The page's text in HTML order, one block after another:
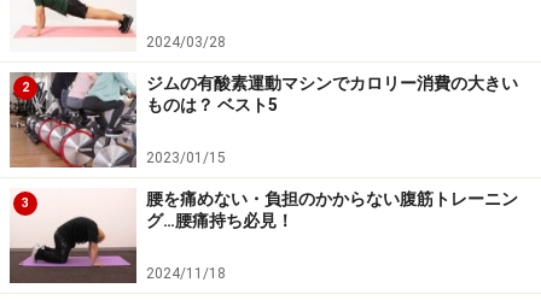
2024/03/28
2
ジムの有酸素運動マシンでカロリー消費の大きい
ものは？ ベスト5
2023/01/15
3
腰を痛めない・負担のかからない腹筋トレーニン
グ…腰痛持ち必見！
2024/11/18